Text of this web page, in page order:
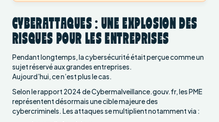
CYBERATTAQUES : UNE EXPLOSION DES
RISQUES POUR LES ENTREPRISES
Pendant longtemps, la cybersécurité était perçue comme un
sujet réservé aux grandes entreprises.
Aujourd’hui, ce n’est plus le cas.
Selon le rapport 2024 de Cybermalveillance.gouv.fr, les PME
représentent désormais une cible majeure des
cybercriminels. Les attaques se multiplient notamment via :